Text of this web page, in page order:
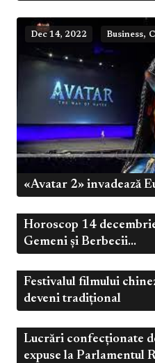
Dec 14, 2022 Business,
«Avatar 2» invadează
Dec 14, 2022 Business ,
Horoscop 14
Gemeni și Berbecii...
Dec 13, 2022 Business
Festivalul filmului
deveni tradițional
Dec 13, 2022 Business
Lucrări confecționate
expuse la Parlamentul